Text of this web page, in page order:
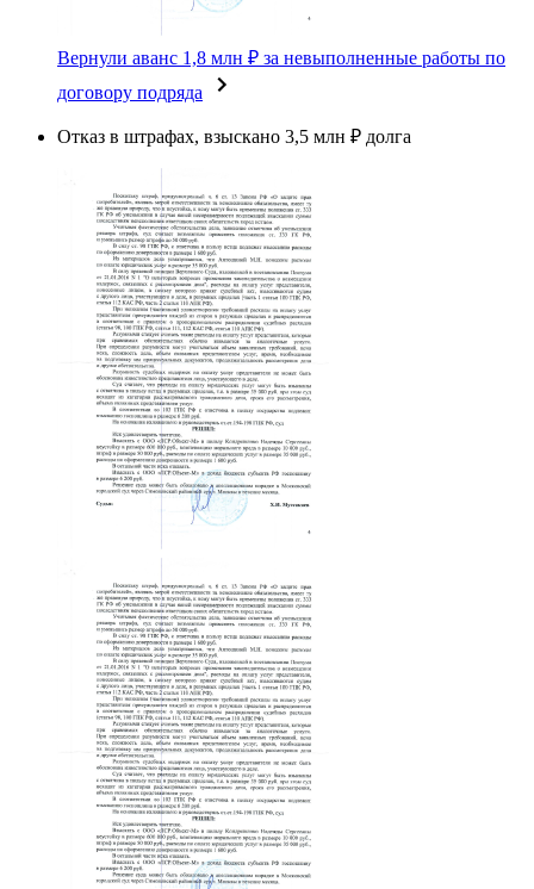
Вернули аванс 1,8 млн ₽ за невыполненные работы по
договору подряда
Отказ в штрафах, взыскано 3,5 млн ₽ долга